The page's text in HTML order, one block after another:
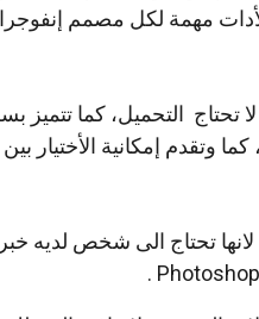
مهمة لكل مصمم
لا تحتاج التحميل، كما
وتقدم إمكانية الأختيار
لانها تحتاج الى شخص لديه